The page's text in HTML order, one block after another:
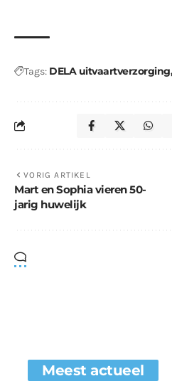
Tags: DELA uitvaartverzorging
VORIG ARTIKEL
Mart en Sophia vieren 50-
jarig huwelijk
Meest actueel